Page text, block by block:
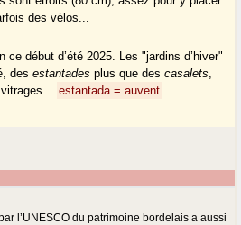
des vélos...
ce début d’été 2025. Les "jardins d’hiver"
desestantades plus que descasalets,
estantada = auvent
l’UNESCO du patrimoine bordelais a aussi